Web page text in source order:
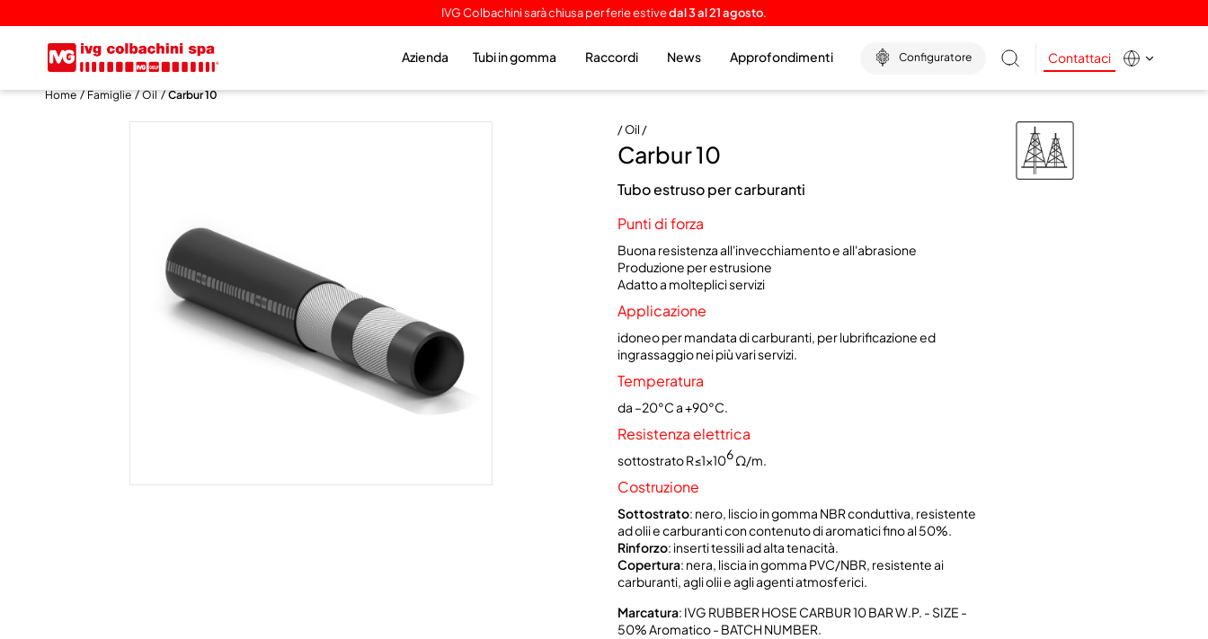
IVG Colbachini sarà chiusa per ferie estivedal 3 al 21 agosto.
Azienda Tubi in gomma Raccordi News Approfondimenti Configuratore Contattaci
Home Famiglie Oil Carbur 10
/ Oil /
Carbur 10
Tubo estruso per carburanti
Punti di forza
Buona resistenza all'invecchiamento e all'abrasione
Produzione per estrusione
Adatto a molteplici servizi
Applicazione
idoneo per mandata di carburanti, per lubrificazione ed
ingrassaggio nei più vari servizi.
Temperatura
da –20°C a +90°C.
Resistenza elettrica
sottostrato R≤1x106Ω/m.
Costruzione
Sottostrato: nero, liscio in gomma NBR conduttiva, resistente
ad olii e carburanti con contenuto di aromatici fino al 50%.
Rinforzo: inserti tessili ad alta tenacità.
Copertura: nera, liscia in gomma PVC/NBR, resistente ai
carburanti, agli olii e agli agenti atmosferici.
Marcatura: IVG RUBBER HOSE CARBUR 10 BAR W.P. - SIZE -
50% Aromatico - BATCH NUMBER.